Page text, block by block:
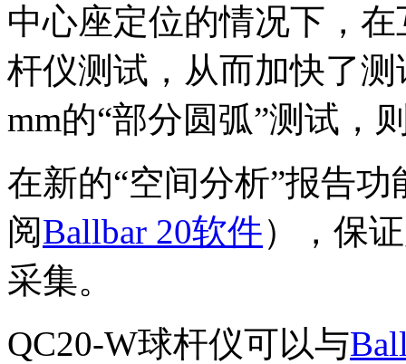
中心座定位的情况下，
杆仪测试，从而加快了
mm的“部分圆弧”测试，
在新的“空间分析”报告
阅Ballbar 20软件），保
采集。
QC20-W球杆仪可以与